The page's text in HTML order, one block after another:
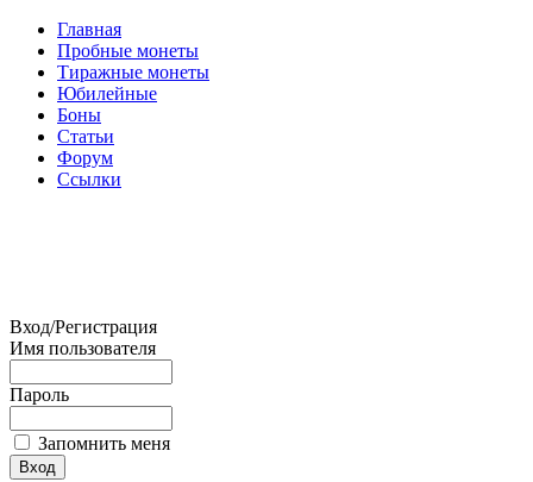
Главная
Пробные монеты
Тиражные монеты
Юбилейные
Боны
Статьи
Форум
Ссылки
Вход/Регистрация
Имя пользователя
Пароль
Запомнить меня